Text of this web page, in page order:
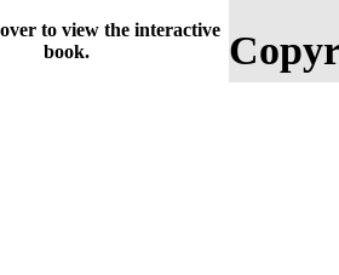
to view the interactive
book.